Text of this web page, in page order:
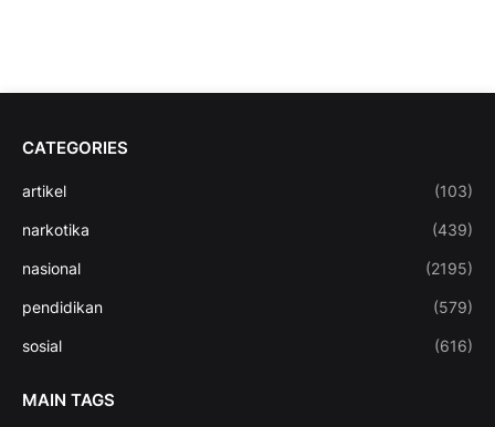
CATEGORIES
artikel (103)
narkotika (439)
nasional (2195)
pendidikan (579)
sosial (616)
MAIN TAGS